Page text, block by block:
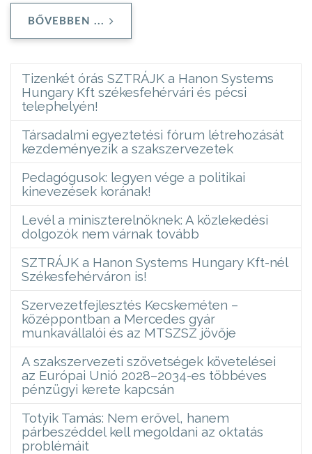
BŐVEBBEN ...
Tizenkét órás SZTRÁJK a Hanon Systems
Hungary Kft székesfehérvári és pécsi
telephelyén!
Társadalmi egyeztetési fórum létrehozását
kezdeményezik a szakszervezetek
Pedagógusok: legyen vége a politikai
kinevezések korának!
Levél a miniszterelnöknek: A közlekedési
dolgozók nem várnak tovább
SZTRÁJK a Hanon Systems Hungary Kft-nél
Székesfehérváron is!
Szervezetfejlesztés Kecskeméten –
középpontban a Mercedes gyár
munkavállalói és az MTSZSZ jövője
A szakszervezeti szövetségek követelései
az Európai Unió 2028–2034-es többéves
pénzügyi kerete kapcsán
Totyik Tamás: Nem erővel, hanem
párbeszéddel kell megoldani az oktatás
problémáit